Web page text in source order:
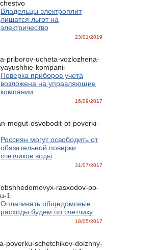
Владельцы электроплит
лишатся льгот на
электричество
23/01/2019
Поверка приборов учета
возложена на управляющие
компании
16/09/2017
Россиян могут освободить от
обязательной поверки
счетчиков воды
31/07/2017
Оплачивать общедомовые
расходы будем по счетчику
18/05/2017